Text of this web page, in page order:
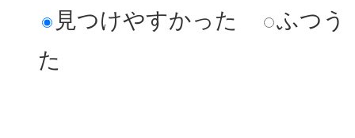
見つけやすかった
ふつう
た